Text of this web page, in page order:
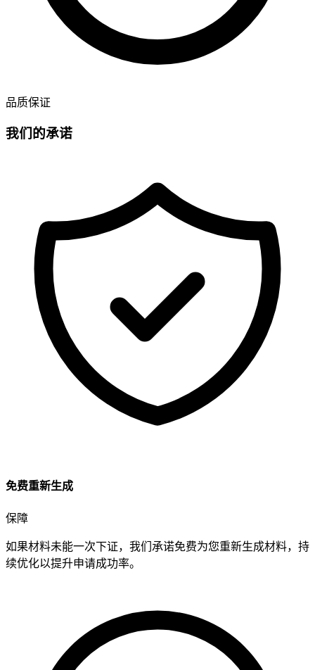
品质保证
我们的承诺
免费重新生成
保障
如果材料未能一次下证，我们承诺免费为您重新生成材料，持
续优化以提升申请成功率。